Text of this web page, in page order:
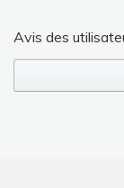
Avis des